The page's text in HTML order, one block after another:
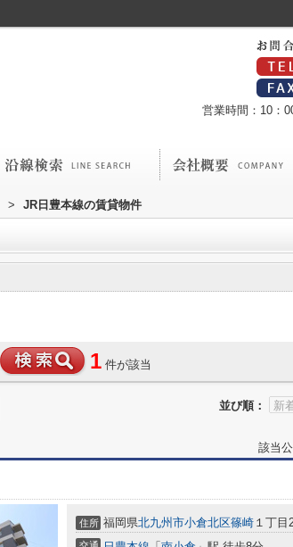
営業時間：10：
> JR日豊本線の賃貸物件
1 件が該当
並び順：
該当
住所 福岡県北九州市小倉北区篠崎 １丁目